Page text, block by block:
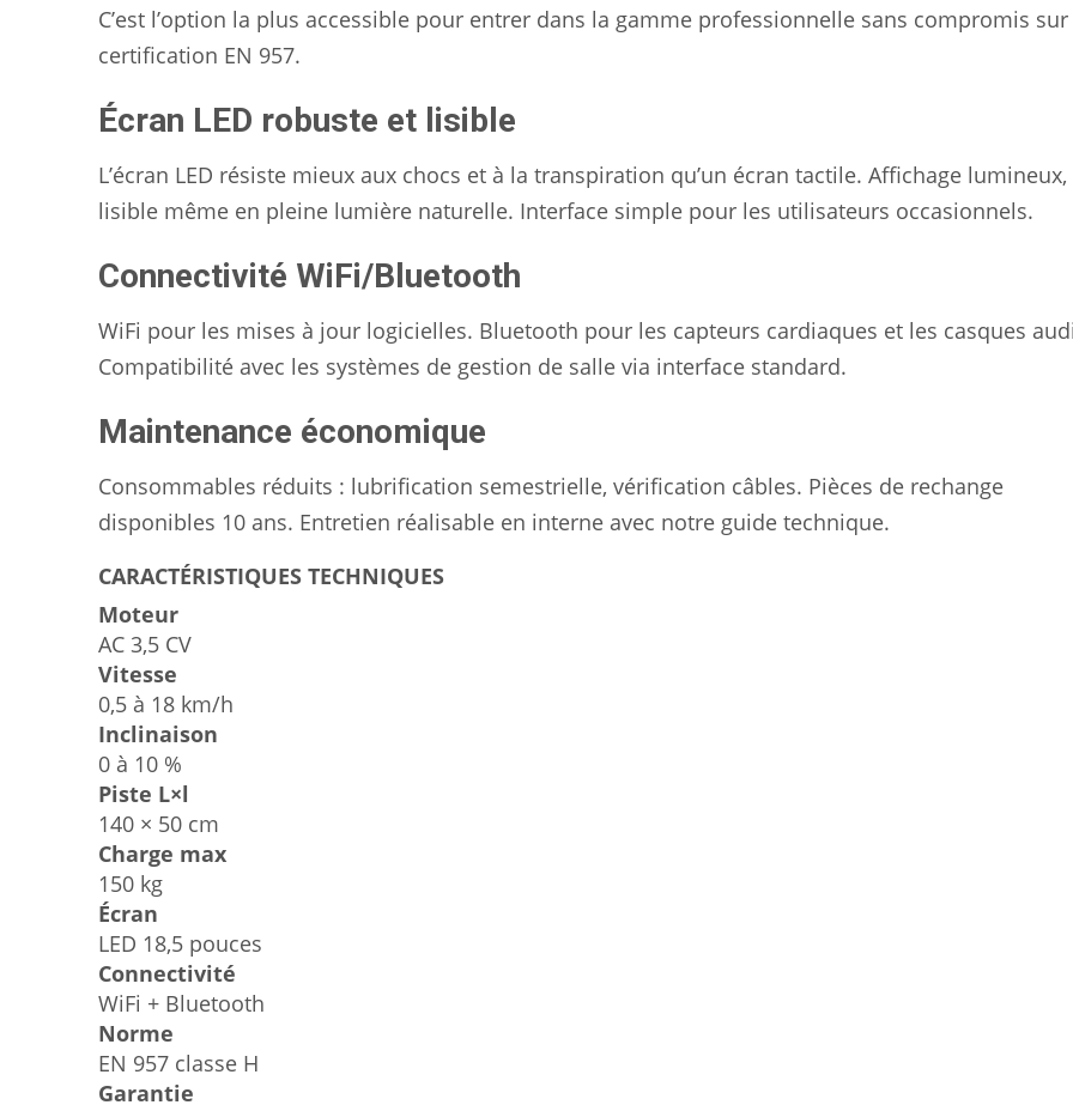
C’est l’option la plus accessible pour entrer dans la gamme professionnelle sans compromis
certification EN 957.
Écran LED robuste et lisible
L’écran LED résiste mieux aux chocs et à la transpiration qu’un écran tactile. Affichage lumineux,
lisible même en pleine lumière naturelle. Interface simple pour les utilisateurs occasionnels.
Connectivité WiFi/Bluetooth
WiFi pour les mises à jour logicielles. Bluetooth pour les capteurs cardiaques et les casques
Compatibilité avec les systèmes de gestion de salle via interface standard.
Maintenance économique
Consommables réduits : lubrification semestrielle, vérification câbles. Pièces de rechange
disponibles 10 ans. Entretien réalisable en interne avec notre guide technique.
CARACTÉRISTIQUES TECHNIQUES
Moteur
AC 3,5 CV
Vitesse
0,5 à 18 km/h
Inclinaison
0 à 10 %
Piste L×l
140 × 50 cm
Charge max
150 kg
Écran
LED 18,5 pouces
Connectivité
WiFi + Bluetooth
Norme
EN 957 classe H
Garantie